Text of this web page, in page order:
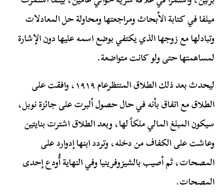
ميلفا في كتابة الأبحاث ومراجعتها ومحاولة حل المعادلات
وتبادلها مع زوجها الذي يكتفي بوضع اسمه عليها دون الإشارة
لمساهمتها حتى ولو كانت متواضعة.
ليحدث بعد ذلك الطلاق المنتظر
عام ١٩١٩، وافقت على
الطلاق مع اتفاق بأنه في حال حصول ألبرت على جائزة نوبل،
سيكون المبلغ المالي ملكاً لها، وبعد الطلاق اشترت بنايتين
وعاشت على الكفاف من دخله، وتردد ابنها إدوارد على
المصحات، ثم أصيب بالشيزوفرينيا وفي النهاية أُودع إحدى
المصحات.